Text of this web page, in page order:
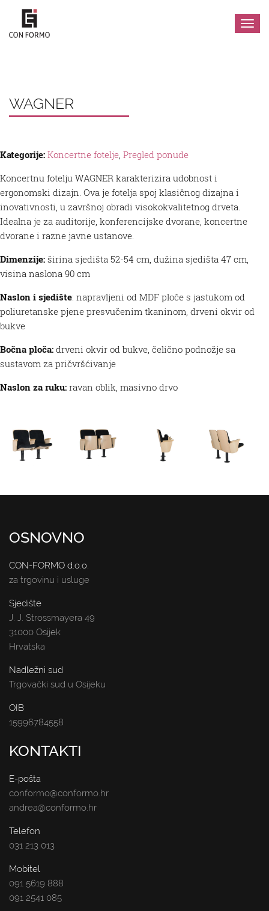
WAGNER
Kategorije: Koncertne fotelje, Pregled ponude
Koncertnu fotelju WAGNER karakterizira udobnost i
ergonomski dizajn. Ova je fotelja spoj klasičnog dizajna i
inovativnosti, u završnoj obradi visokokvalitetnog drveta.
Idealna je za auditorije, konferencijske dvorane, koncertne
dvorane i razne javne ustanove.
Dimenzije: širina sjedišta 52-54 cm, dužina sjedišta 47 cm,
visina naslona 90 cm
Naslon i sjedište: napravljeni od MDF ploče s jastukom od
poliuretanske pjene presvučenim tkaninom, drveni okvir od
bukve
Bočna ploča: drveni okvir od bukve, čelično podnožje sa
sustavom za pričvršćivanje
Naslon za ruku: ravan oblik, masivno drvo
OSNOVNO
CON-FORMO d.o.o.
za trgovinu i usluge
Sjedište
J. J. Strossmayera 49
31000 Osijek
Hrvatska
Nadležni sud
Trgovački sud u Osijeku
OIB
15996784558
KONTAKTI
E-pošta
conformo@conformo.hr
andrea@conformo.hr
Telefon
031 213 013
Mobitel
091 5619 888
091 2541 085